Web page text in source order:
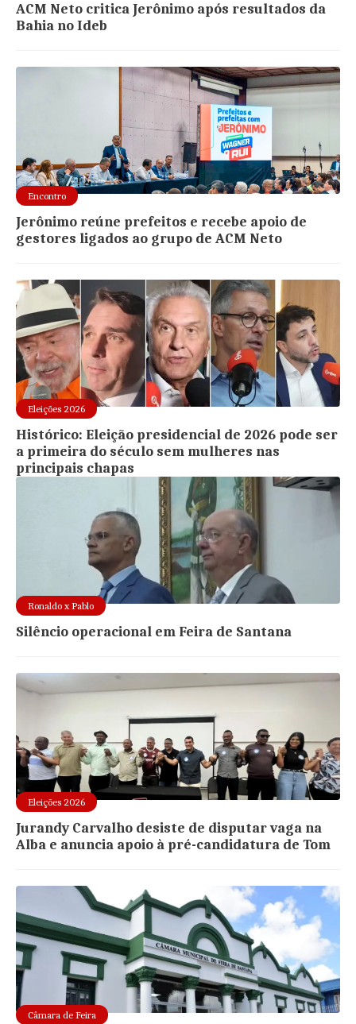
ACM Neto critica Jerônimo após resultados da
Bahia no Ideb
Encontro
Jerônimo reúne prefeitos e recebe apoio de
gestores ligados ao grupo de ACM Neto
Eleições 2026
Histórico: Eleição presidencial de 2026 pode ser
a primeira do século sem mulheres nas
principais chapas
Ronaldo x Pablo
Silêncio operacional em Feira de Santana
Eleições 2026
Jurandy Carvalho desiste de disputar vaga na
Alba e anuncia apoio à pré-candidatura de Tom
Câmara de Feira